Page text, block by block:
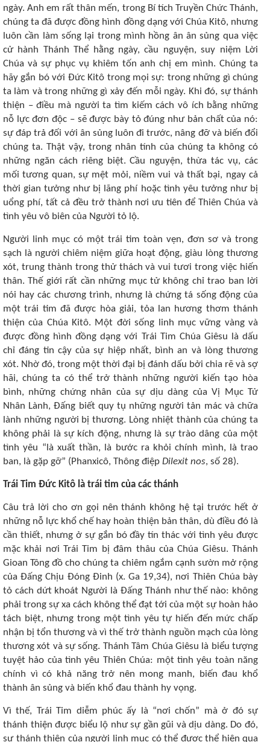
ngày. Anh em rất thân mến, trong Bí tích Truyền Chức Thánh,
chúng ta đã được đồng hình đồng dạng với Chúa Kitô, nhưng
luôn cần làm sống lại trong mình hồng ân ân sủng qua việc
cử hành Thánh Thể hằng ngày, cầu nguyện, suy niệm Lời
Chúa và sự phục vụ khiêm tốn anh chị em mình. Chúng ta
hãy gắn bó với Đức Kitô trong mọi sự: trong những gì chúng
ta làm và trong những gì xảy đến mỗi ngày. Khi đó, sự thánh
thiện – điều mà người ta tìm kiếm cách vô ích bằng những
nỗ lực đơn độc – sẽ được bày tỏ đúng như bản chất của nó:
sự đáp trả đối với ân sủng luôn đi trước, nâng đỡ và biến đổi
chúng ta. Thật vậy, trong nhân tính của chúng ta không có
những ngăn cách riêng biệt. Cầu nguyện, thừa tác vụ, các
mối tương quan, sự mệt mỏi, niềm vui và thất bại, ngay cả
thời gian tưởng như bị lãng phí hoặc tình yêu tưởng như bị
uổng phí, tất cả đều trở thành nơi ưu tiên để Thiên Chúa và
tình yêu vô biên của Người tỏ lộ.
Người linh mục có một trái tim toàn vẹn, đơn sơ và trong
sạch là người chiêm niệm giữa hoạt động, giàu lòng thương
xót, trung thành trong thử thách và vui tươi trong việc hiến
thân. Thế giới rất cần những mục tử không chỉ trao ban lời
nói hay các chương trình, nhưng là chứng tá sống động của
một trái tim đã được hòa giải, tỏa lan hương thơm thánh
thiện của Chúa Kitô. Một đời sống linh mục vững vàng và
được đồng hình đồng dạng với Trái Tim Chúa Giêsu là dấu
chỉ đáng tin cậy của sự hiệp nhất, bình an và lòng thương
xót. Nhờ đó, trong một thời đại bị đánh dấu bởi chia rẽ và sợ
hãi, chúng ta có thể trở thành những người kiến tạo hòa
bình, những chứng nhân của sự dịu dàng của Vị Mục Tử
Nhân Lành, Đấng biết quy tụ những người tản mác và chữa
lành những người bị thương. Lòng nhiệt thành của chúng ta
không phải là sự kích động, nhưng là sự trào dâng của một
tình yêu “là xuất thần, là bước ra khỏi chính mình, là trao
ban, là gặp gỡ” (Phanxicô, Thông điệp Dilexit nos, số 28).
Trái Tim Đức Kitô là trái tim của các thánh
Câu trả lời cho ơn gọi nên thánh không hệ tại trước hết ở
những nỗ lực khổ chế hay hoàn thiện bản thân, dù điều đó là
cần thiết, nhưng ở sự gắn bó đầy tín thác với tình yêu được
mặc khải nơi Trái Tim bị đâm thâu của Chúa Giêsu. Thánh
Gioan Tông đồ cho chúng ta chiêm ngắm cạnh sườn mở rộng
của Đấng Chịu Đóng Đinh (x. Ga 19,34), nơi Thiên Chúa bày
tỏ cách dứt khoát Người là Đấng Thánh như thế nào: không
phải trong sự xa cách không thể đạt tới của một sự hoàn hảo
tách biệt, nhưng trong một tình yêu tự hiến đến mức chấp
nhận bị tổn thương và vì thế trở thành nguồn mạch của lòng
thương xót và sự sống. Thánh Tâm Chúa Giêsu là biểu tượng
tuyệt hảo của tình yêu Thiên Chúa: một tình yêu toàn năng
chính vì có khả năng trở nên mong manh, biến đau khổ
thành ân sủng và biến khổ đau thành hy vọng.
Vì thế, Trái Tim diễm phúc ấy là “nơi chốn” mà ở đó sự
thánh thiện được biểu lộ như sự gần gũi và dịu dàng. Do đó,
sự thánh thiện của người linh mục có thể được thể hiện qua